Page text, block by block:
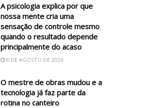
A psicologia explica por que
nossa mente cria uma
sensação de controle mesmo
quando o resultado depende
principalmente do acaso
8 DE AGOSTO DE 2026
O mestre de obras mudou e a
tecnologia já faz parte da
rotina no canteiro